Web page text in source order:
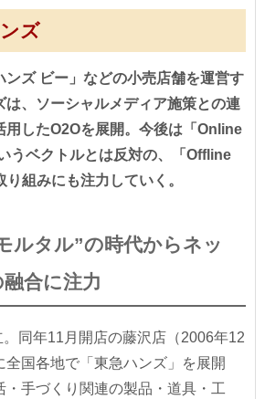
ズ
ンズ ビー」などの小売店舗を運営す
は、ソーシャルメディア施策との連
用したO2Oを展開。今後は「Online
うベクトルとは反対の、「Offline
組みにも注力していく。
ルタル”の時代からネッ
合に注力
同年11月開店の藤沢店（2006年12
全国各地で「東急ハンズ」を展開
・手づくり関連の製品・道具・工